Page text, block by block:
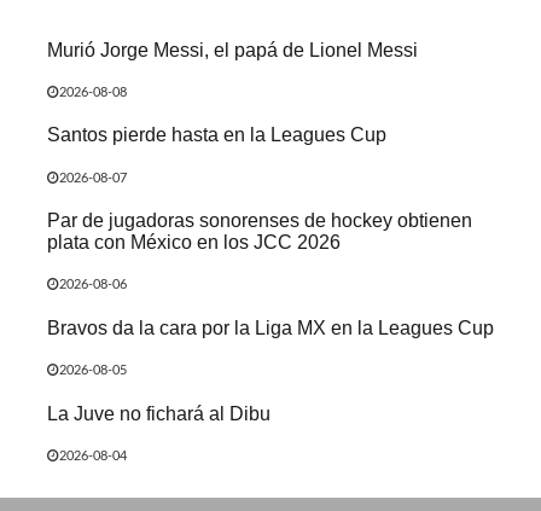
Murió Jorge Messi, el papá de Lionel Messi
2026-08-08
Santos pierde hasta en la Leagues Cup
2026-08-07
Par de jugadoras sonorenses de hockey obtienen
plata con México en los JCC 2026
2026-08-06
Bravos da la cara por la Liga MX en la Leagues Cup
2026-08-05
La Juve no fichará al Dibu
2026-08-04